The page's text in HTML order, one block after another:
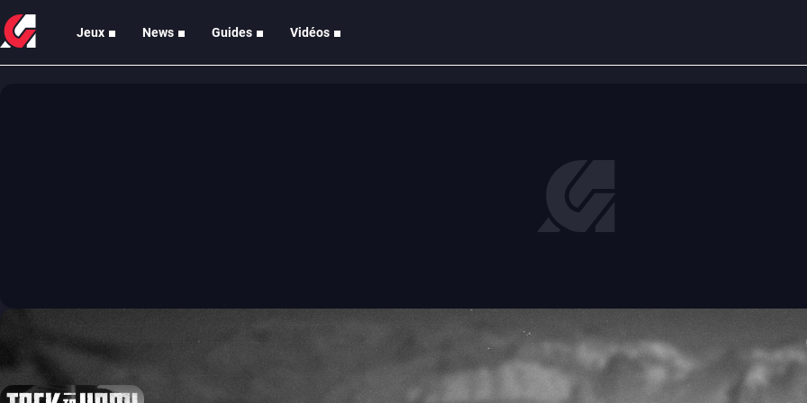
Jeux News Guides Vidéos